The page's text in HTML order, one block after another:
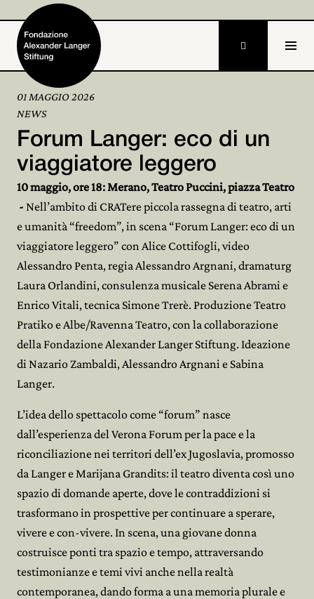
Fondazione
Attività e progetti 
Alexander Langer
Archivio
Partecipa 

01 MAGGIO 2026
NEWS
Forum Langer: eco di un
viaggiatore leggero
10 maggio, ore 18: Merano, Teatro Puccini, piazza Teatro
- Nell’ambito di CRATere piccola rassegna di teatro, arti
e umanità “freedom”, in scena “Forum Langer: eco di un
viaggiatore leggero” con Alice Cottifogli, video
Alessandro Penta, regia Alessandro Argnani, dramaturg
Laura Orlandini, consulenza musicale Serena Abrami e
Enrico Vitali, tecnica Simone Trerè. Produzione Teatro
Pratiko e Albe/Ravenna Teatro, con la collaborazione
della Fondazione Alexander Langer Stiftung. Ideazione
di Nazario Zambaldi, Alessandro Argnani e Sabina
Langer.
L’idea dello spettacolo come “forum” nasce
dall’esperienza del Verona Forum per la pace e la
riconciliazione nei territori dell’ex Jugoslavia, promosso
da Langer e Marijana Grandits: il teatro diventa così uno
spazio di domande aperte, dove le contraddizioni si
trasformano in prospettive per continuare a sperare,
vivere e con-vivere. In scena, una giovane donna
costruisce ponti tra spazio e tempo, attraversando
testimonianze e temi vivi anche nella realtà
contemporanea, dando forma a una memoria plurale e